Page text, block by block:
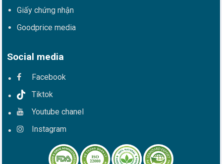
Giấy chứng nhận
Goodprice media
Social media
Facebook
Tiktok
Youtube chanel
Instagram